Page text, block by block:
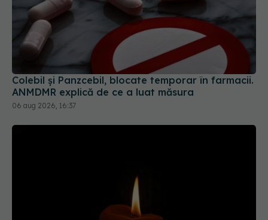
Colebil și Panzcebil, blocate temporar în farmacii.
ANMDMR explică de ce a luat măsura
06 aug 2026, 16:37